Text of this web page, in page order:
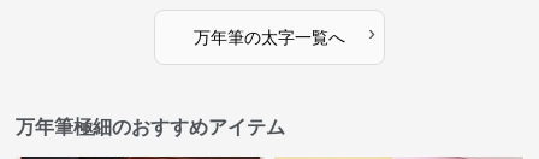
万年筆の太字一覧へ ›
万年筆極細のおすすめアイテム